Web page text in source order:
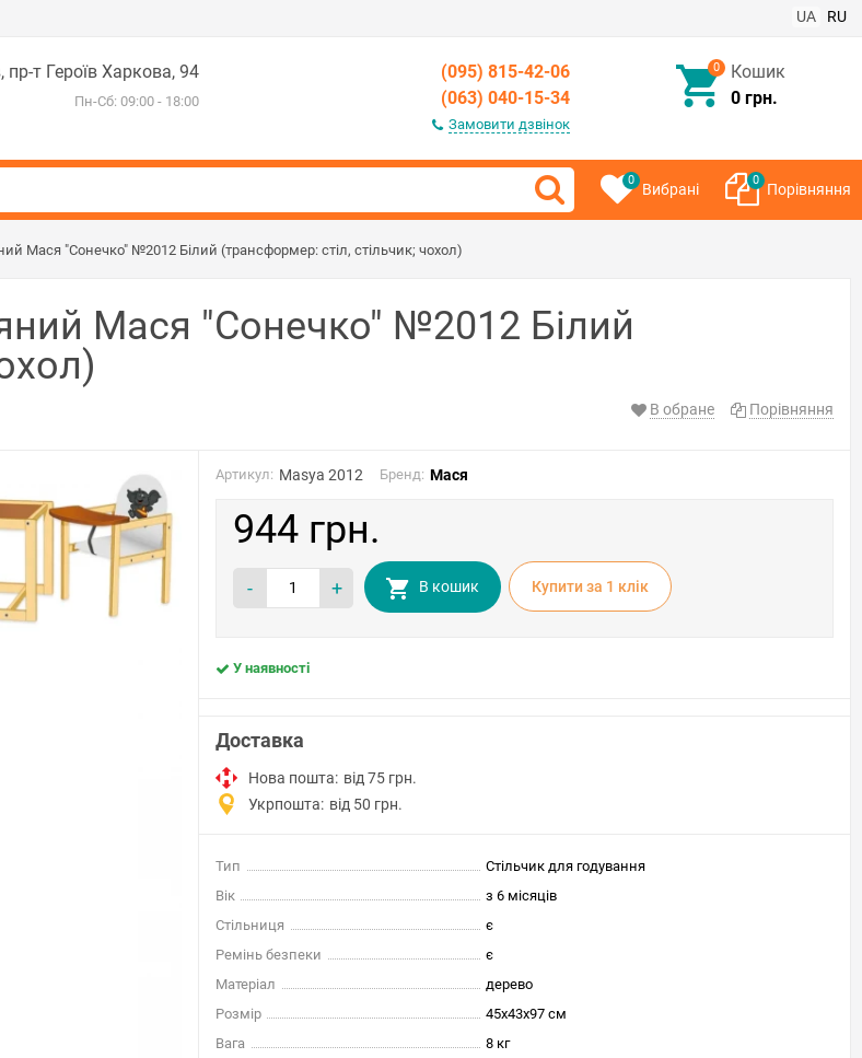
UA RU
пр-т Героїв Харкова, 94
Пн-Сб: 09:00 - 18:00
(095) 815-42-06
(063) 040-15-34
Замовити дзвінок
0
Кошик
0 грн.
0 Вибрані 0 Порівняння
Мася "Сонечко" №2012 Білий (трансформер: стіл, стільчик; чохол)
Мася "Сонечко" №2012 Білий
В обране Порівняння
Артикул: Masya 2012 Бренд: Мася
944 грн.
- + В кошик Купити за 1 клiк
У наявності
Доставка
Нова пошта: від 75 грн.
Укрпошта: від 50 грн.
Тип
Стільчик для годування
Вік
з 6 місяців
Стільниця
є
Ремінь безпеки
є
Матеріал
дерево
Розмір
45х43х97 см
Вага
8 кг